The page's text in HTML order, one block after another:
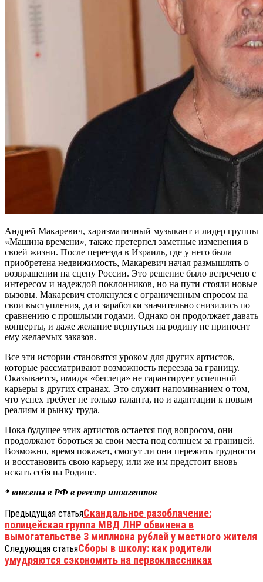
Андрей Макаревич, харизматичный музыкант и лидер группы
«Машина времени», также претерпел заметные изменения в
своей жизни. После переезда в Израиль, где у него была
приобретена недвижимость, Макаревич начал размышлять о
возвращении на сцену России. Это решение было встречено с
интересом и надеждой поклонников, но на пути стояли новые
вызовы. Макаревич столкнулся с ограниченным спросом на
свои выступления, да и заработки значительно снизились по
сравнению с прошлыми годами. Однако он продолжает давать
концерты, и даже желание вернуться на родину не приносит
ему желаемых заказов.
Все эти истории становятся уроком для других артистов,
которые рассматривают возможность переезда за границу.
Оказывается, имидж «беглеца» не гарантирует успешной
карьеры в других странах. Это служит напоминанием о том,
что успех требует не только таланта, но и адаптации к новым
реалиям и рынку труда.
Пока будущее этих артистов остается под вопросом, они
продолжают бороться за свои места под солнцем за границей.
Возможно, время покажет, смогут ли они пережить трудности
и восстановить свою карьеру, или же им предстоит вновь
искать себя на Родине.
* внесены в РФ в реестр иноагентов
Предыдущая статьяСкандальное разоблачение:
полицейская группа МВД ЛНР обвинена в
вымогательстве 3 миллиона рублей у местного жителя
Следующая статьяСборы в школу: как родители
умудряются сэкономить на первоклассниках